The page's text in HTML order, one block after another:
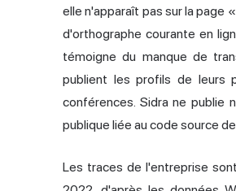
elle n'apparaît pas sur la page
d'orthographe courante en
témoigne du manque de
publient les profils de leurs
conférences. Sidra ne publie
publique liée au code source
Les traces de l'entreprise